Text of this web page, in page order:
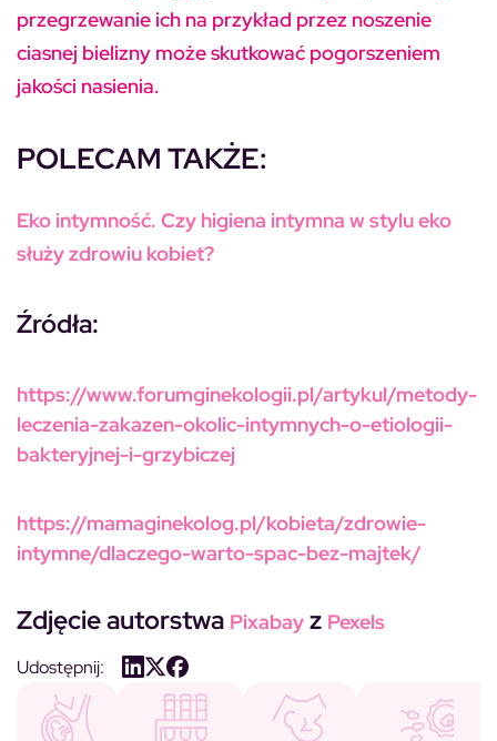
przegrzewanie ich na przykład przez noszenie
ciasnej bielizny może skutkować pogorszeniem
jakości nasienia.
POLECAM TAKŻE:
Eko intymność. Czy higiena intymna w stylu eko
służy zdrowiu kobiet?
Źródła:
https://www.forumginekologii.pl/artykul/metody-
leczenia-zakazen-okolic-intymnych-o-etiologii-
bakteryjnej-i-grzybiczej
https://mamaginekolog.pl/kobieta/zdrowie-
intymne/dlaczego-warto-spac-bez-majtek/
Zdjęcie autorstwa Pixabay z Pexels
Udostępnij: